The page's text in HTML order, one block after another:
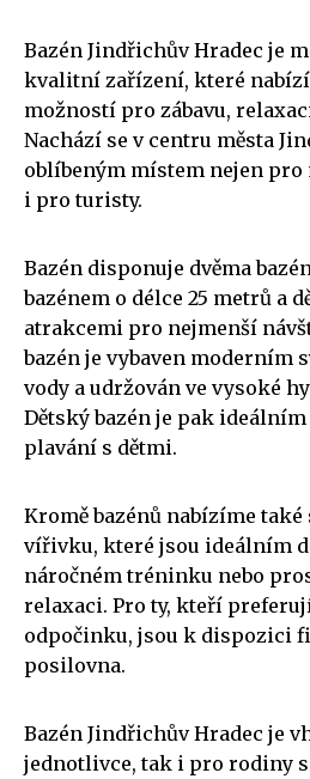
Bazén Jindřichův Hradec je
kvalitní zařízení, které
možností pro zábavu,
Nachází se v centru města
oblíbeným místem nejen pro
i pro turisty.
Bazén disponuje dvěma
bazénem o délce 25 metrů a
atrakcemi pro nejmenší
bazén je vybaven moderním
vody a udržován ve vysoké
Dětský bazén je pak
plavání s dětmi.
Kromě bazénů nabízíme
vířivku, které jsou ideálním
náročném tréninku nebo
relaxaci. Pro ty, kteří
odpočinku, jsou k dispozici
posilovna.
Bazén Jindřichův Hradec je
jednotlivce, tak i pro rodiny